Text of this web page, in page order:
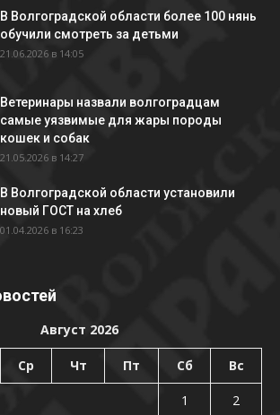
В Волгоградской области более 100 нянь
обучили смотреть за детьми
21.06.2026 в 14:05
Ветеринары назвали волгоградцам
самые уязвимые для жары породы
кошек и собак
21.05.2026 в 14:27
В Волгоградской области установили
новый ГОСТ на хлеб
01.04.2026 в 16:23
Август 2026
Ср Чт Пт Сб Вс
1
2